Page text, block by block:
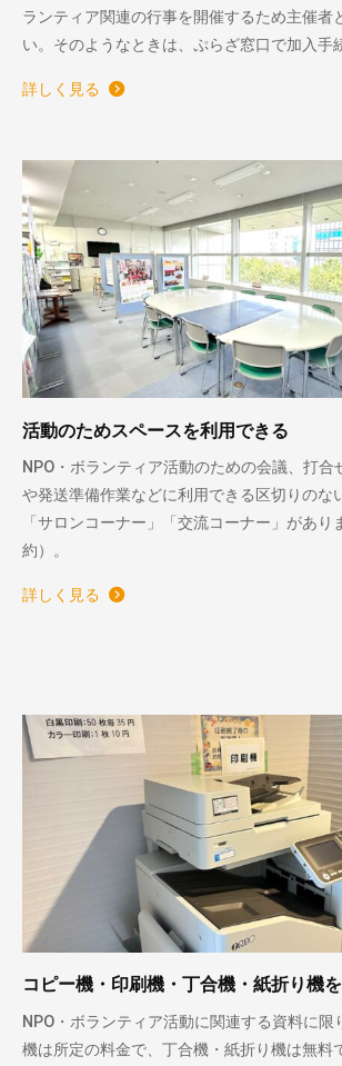
ランティア関連の行事を開催するため主催者
い。そのようなときは、ぷらざ窓口で加入手
詳しく見る
活動のためスペースを利用できる
NPO・ボランティア活動のための会議、打合
や発送準備作業などに利用できる区切りのな
「サロンコーナー」「交流コーナー」があり
約）。
詳しく見る
コピー機・印刷機・丁合機・紙折り機
NPO・ボランティア活動に関連する資料に限
機は所定の料金で、丁合機・紙折り機は無料